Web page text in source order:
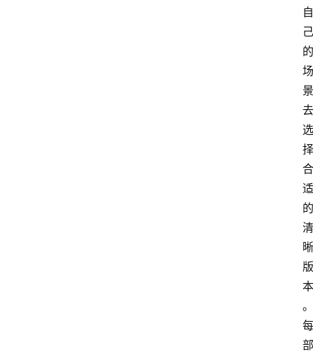
自
己
的
场
景
去
选
择
合
适
的
清
晰
版
本
。
每
部